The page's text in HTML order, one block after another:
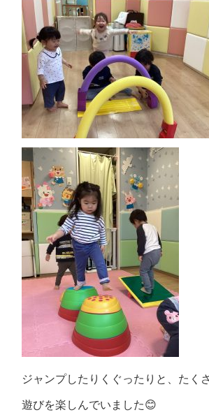
ジャンプしたりくぐったりと、たく
遊びを楽しんでいました😊